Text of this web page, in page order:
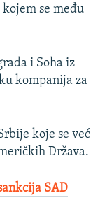
se među
i Soha iz
kompanija za
koje se već
Država.
SAD